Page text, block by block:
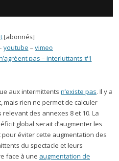
[abonnés]
youtube – vimeo
pas – interluttants #1
aux intermittents n’existe pas. Il y a
mais rien ne permet de calculer
relevant des annexes 8 et 10. La
global serait d’augmenter les
éviter cette augmentation des
du spectacle et leurs
face à une augmentation de